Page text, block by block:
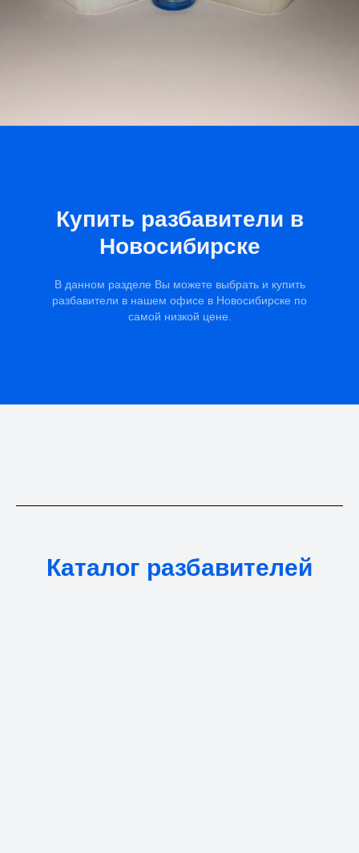
Купить разбавители в
Новосибирске
В данном разделе Вы можете выбрать и купить
разбавители в нашем офисе в Новосибирске по
самой низкой цене.
Каталог разбавителей